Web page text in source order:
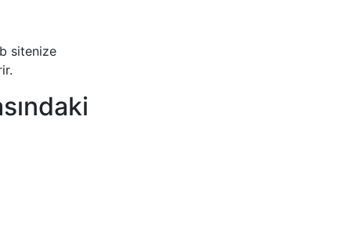
sitenize